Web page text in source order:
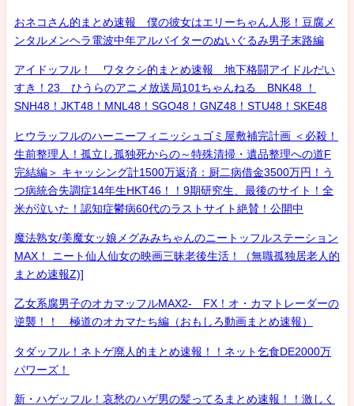
おネコさん的まとめ速報 僕の彼女はエリーちゃん人形！豆腐メ
ンタルメンヘラ電波中年アルバイターのぬいぐるみ男子末路編
アイドッフル！ ワタクシ的まとめ速報 地下格闘アイドルだい
すき！23 ひうらのアニメ放送局101ちゃんねる BNK48 ！
SNH48！JKT48！MNL48！SGO48！GNZ48！STU48！SKE48
ヒウラッフルのハーニーフィニッシュゴミ屋敷補完計画 ＜必殺！
生前整理人！孤立し孤独死からの～特殊清掃・遺品整理への道F
完結編＞ キャッシング計1500万返済：厨二病借金3500万円！う
つ病統合失調症14年生HKT46！！9期研究生、最後のサイト！全
米が泣いた！認知症鬱病60代のラストサイト絶賛！公開中
魔法熟女/美魔女ッ娘メグみみちゃんのニートッフルステーション
MAX！ ニート仙人仙女の映画三昧老後生活！（無職孤独居老人的
まとめ速報Z)]
乙女系腐男子のオカマッフルMAX2- FX！オ・カマトレーダーの
逆襲！！ 極道のオカマたち編（おもしろ動画まとめ速報）
タダッフル！ネトゲ廃人的まとめ速報！！ネット乞食DE2000万
パワーズ！
新・ハゲッフル！哀愁のハゲ男の髪ってるまとめ速報！！激しく